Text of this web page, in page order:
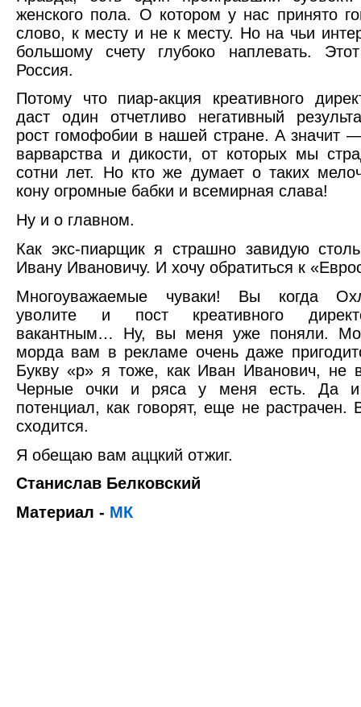
женского пола. О котором у нас принято
слово, к месту и не к месту. Но на чьи
большому счету глубоко наплевать.
Россия.
Потому что пиар-акция креативного
даст один отчетливо негативный
рост гомофобии в нашей стране. А значит —
варварства и дикости, от которых мы
сотни лет. Но кто же думает о таких
кону огромные бабки и всемирная слава!
Ну и о главном.
Как экс-пиарщик я страшно завидую
Ивану Ивановичу. И хочу обратиться к
Многоуважаемые чуваки! Вы когда
уволите и пост креативного
вакантным… Ну, вы меня уже поняли.
морда вам в рекламе очень даже
Букву «р» я тоже, как Иван Иванович, не
Черные очки и ряса у меня есть. Да и
потенциал, как говорят, еще не
сходится.
Я обещаю вам аццкий отжиг.
Станислав Белковский
Материал - МК